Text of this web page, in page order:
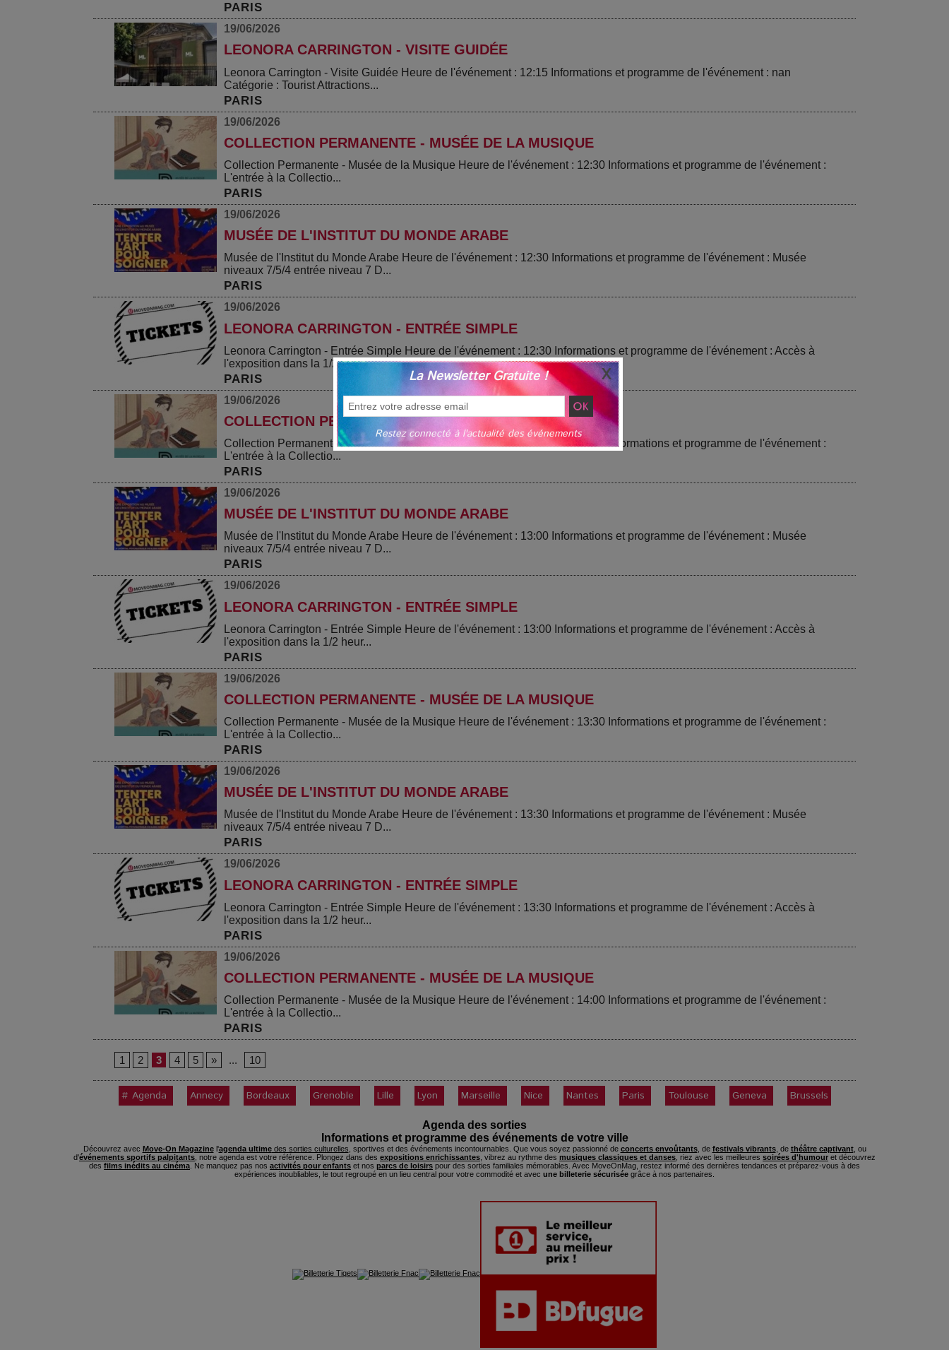
PARIS
19/06/2026
LEONORA CARRINGTON - VISITE GUIDÉE
Leonora Carrington - Visite Guidée Heure de l'événement : 12:15 Informations et programme de l'événement : nan
Catégorie : Tourist Attractions...
PARIS
19/06/2026
COLLECTION PERMANENTE - MUSÉE DE LA MUSIQUE
Collection Permanente - Musée de la Musique Heure de l'événement : 12:30 Informations et programme de l'événement :
L'entrée à la Collectio...
PARIS
19/06/2026
MUSÉE DE L'INSTITUT DU MONDE ARABE
Musée de l'Institut du Monde Arabe Heure de l'événement : 12:30 Informations et programme de l'événement : Musée
niveaux 7/5/4 entrée niveau 7 D...
PARIS
19/06/2026
LEONORA CARRINGTON - ENTRÉE SIMPLE
Leonora Carrington - Entrée Simple Heure de l'événement : 12:30 Informations et programme de l'événement : Accès à
l'exposition dans la 1/2 heur...
PARIS
19/06/2026
COLLECTION PERMANENTE - MUSÉE DE LA MUSIQUE
Collection Permanente - Musée de la Musique Heure de l'événement : 13:00 Informations et programme de l'événement :
L'entrée à la Collectio...
PARIS
19/06/2026
MUSÉE DE L'INSTITUT DU MONDE ARABE
Musée de l'Institut du Monde Arabe Heure de l'événement : 13:00 Informations et programme de l'événement : Musée
niveaux 7/5/4 entrée niveau 7 D...
PARIS
19/06/2026
LEONORA CARRINGTON - ENTRÉE SIMPLE
Leonora Carrington - Entrée Simple Heure de l'événement : 13:00 Informations et programme de l'événement : Accès à
l'exposition dans la 1/2 heur...
PARIS
19/06/2026
COLLECTION PERMANENTE - MUSÉE DE LA MUSIQUE
Collection Permanente - Musée de la Musique Heure de l'événement : 13:30 Informations et programme de l'événement :
L'entrée à la Collectio...
PARIS
19/06/2026
MUSÉE DE L'INSTITUT DU MONDE ARABE
Musée de l'Institut du Monde Arabe Heure de l'événement : 13:30 Informations et programme de l'événement : Musée
niveaux 7/5/4 entrée niveau 7 D...
PARIS
19/06/2026
LEONORA CARRINGTON - ENTRÉE SIMPLE
Leonora Carrington - Entrée Simple Heure de l'événement : 13:30 Informations et programme de l'événement : Accès à
l'exposition dans la 1/2 heur...
PARIS
19/06/2026
COLLECTION PERMANENTE - MUSÉE DE LA MUSIQUE
Collection Permanente - Musée de la Musique Heure de l'événement : 14:00 Informations et programme de l'événement :
L'entrée à la Collectio...
PARIS
1 2 3 4 5 » ... 10
# Agenda Annecy Bordeaux Grenoble Lille Lyon Marseille Nice Nantes Paris Toulouse Geneva Brussels
Agenda des sorties
Informations et programme des événements de votre ville
Découvrez avec Move-On Magazinel'agenda ultimedes sorties culturelles , sportives et des événements incontournables. Que vous soyez passionné de concerts envoûtants, de festivals vibrants, de théâtre captivant, ou
d'événements sportifs palpitants , notre agenda est votre référence. Plongez dans des expositions enrichissantes , vibrez au rythme des musiques classiques et danses , riez avec les meilleures soirées d'humour et découvrez
des films inédits au cinéma . Ne manquez pas nos activités pour enfants et nos parcs de loisirs pour des sorties familiales mémorables. Avec MoveOnMag, restez informé des dernières tendances et préparez-vous à des
expériences inoubliables, le tout regroupé en un lieu central pour votre commodité et avec une billeterie sécurisée grâce à nos partenaires.
La Newsletter Gratuite !
Restez connecté à l'actualité des événements